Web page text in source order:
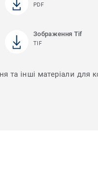
PDF
Зображення Tif
TIF
та інші матеріали для